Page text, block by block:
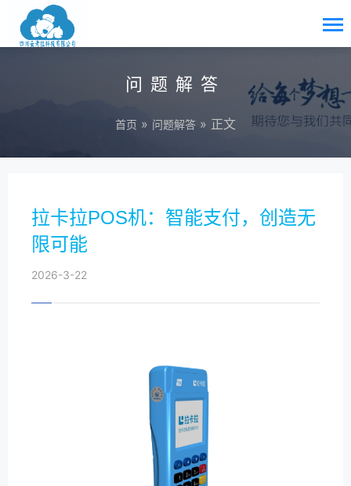
问题解答
首页 » 问题解答 » 正文
拉卡拉POS机：智能支付，创造无
限可能
2026-3-22